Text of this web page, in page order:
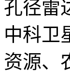
孔径雷
中科卫
资源、